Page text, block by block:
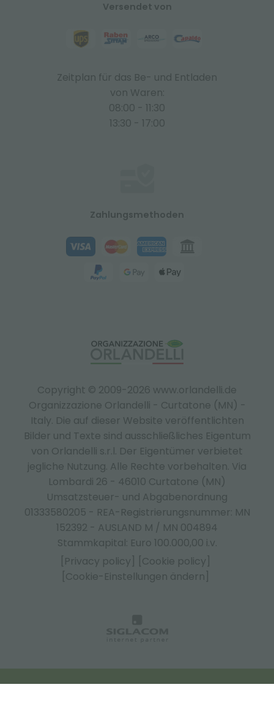
Copyright © 2009-2026 www.orlandelli.de
Organizzazione Orlandelli - Curtatone (MN) -
Italy. Die auf dieser Website veröffentlichten
Bilder und Texte sind ausschließliches Eigentum
von Orlandelli s.r.l. Der Eigentümer verbietet
jegliche Nutzung. Alle Rechte vorbehalten. Via
Lombardi 26 - 46010 Curtatone (MN)
Umsatzsteuer- und Abgabenordnung
01333580205 - REA-Registrierungsnummer: MN
152392 - AUSLAND M / MN 004894
Stammkapital: Euro 100.000,00 i.v.
[Privacy policy]
[Cookie policy]
[Cookie-Einstellungen ändern]
Versendet von
Zeitplan für das Be- und Entladen
von Waren:
08:00 - 11:30
13:30 - 17:00
Zahlungsmethoden